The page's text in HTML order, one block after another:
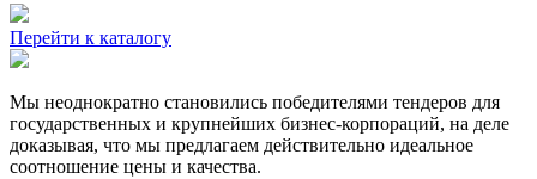
Перейти к каталогу
Мы неоднократно становились победителями тендеров для
государственных и крупнейших бизнес-корпораций, на деле
доказывая, что мы предлагаем действительно идеальное
соотношение цены и качества.